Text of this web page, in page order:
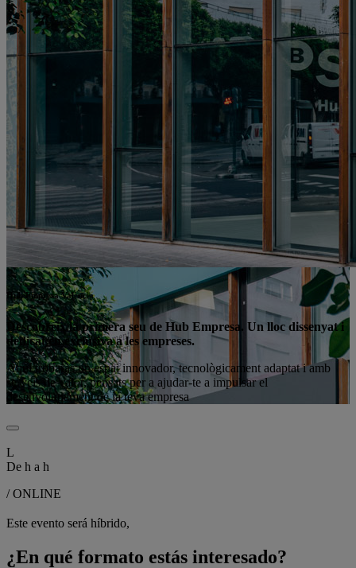
Hub Empresa València
Descobreix la primera seu de Hub Empresa. Un lloc dissenyat i
dedicat en exclusiva a les empreses.
Aquí trobaràs un espai innovador, tecnològicament adaptat i amb
serveis de valor, pensats per a ajudar-te a impulsar el
desenvolupament de la teva empresa
L
De h a h
/ ONLINE
Este evento será híbrido,
¿En qué formato estás interesado?